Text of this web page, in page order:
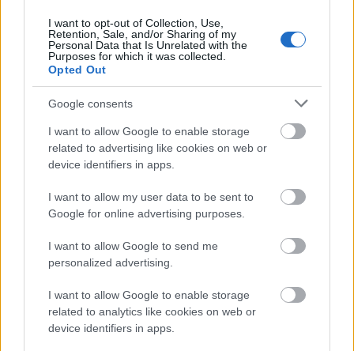
I want to opt-out of Collection, Use,
Retention, Sale, and/or Sharing of my
Personal Data that Is Unrelated with the
Purposes for which it was collected.
Opted Out
Google consents
I want to allow Google to enable storage
related to advertising like cookies on web or
device identifiers in apps.
I want to allow my user data to be sent to
Google for online advertising purposes.
I want to allow Google to send me
personalized advertising.
I want to allow Google to enable storage
related to analytics like cookies on web or
device identifiers in apps.
térképén?
ELEMZÉSEK 2 órája
Azonosítatlan drón robbant fel a Transz-
Balkán gázvezeték közelében Bulgáriában